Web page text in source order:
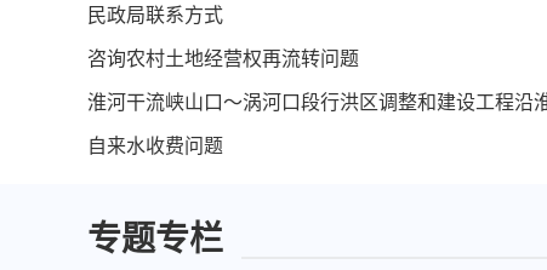
民政局联系方式
咨询农村土地经营权再流转问题
自来水收费问题
专题专栏